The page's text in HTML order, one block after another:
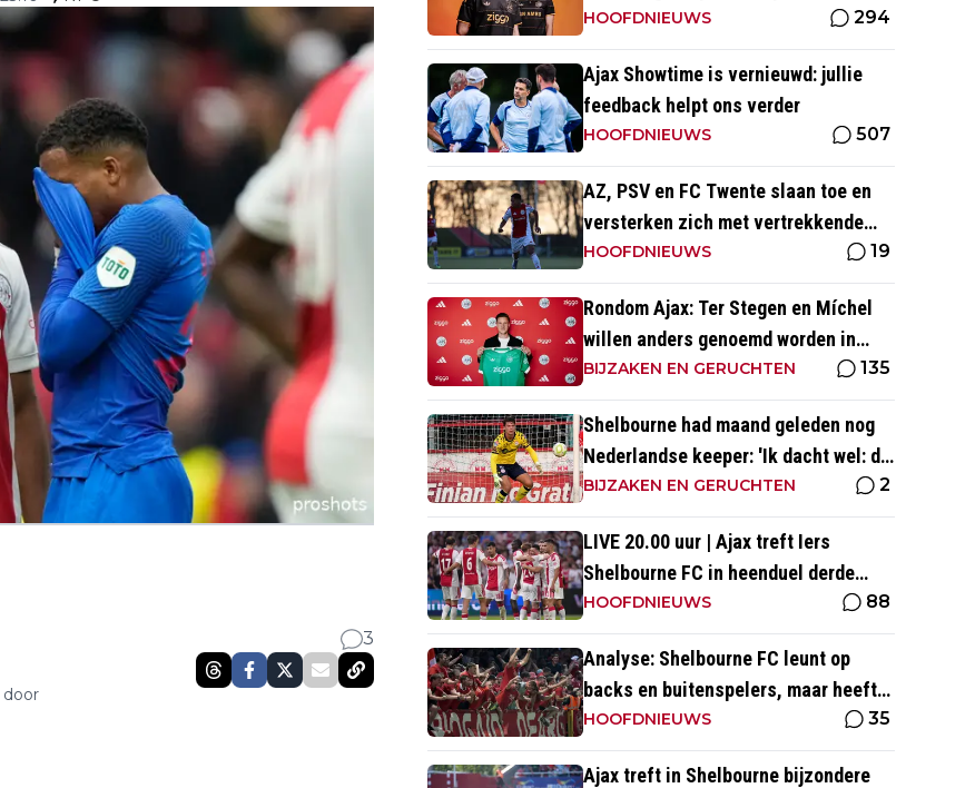
3
momenten uit clubhistorie
HOOFDNIEUWS 294
Ajax Showtime is vernieuwd: jullie
feedback helpt ons verder
HOOFDNIEUWS 507
AZ, PSV en FC Twente slaan toe en
versterken zich met vertrekkende
Ajax-talenten
HOOFDNIEUWS 19
Rondom Ajax: Ter Stegen en Míchel
willen anders genoemd worden in
media
BIJZAKEN EN GERUCHTEN 135
Shelbourne had maand geleden nog
Nederlandse keeper: 'Ik dacht wel: dit
is wel héél Iers'
BIJZAKEN EN GERUCHTEN 2
LIVE 20.00 uur | Ajax treft Iers
Shelbourne FC in heenduel derde
voorronde Conference League
HOOFDNIEUWS 88
Analyse: Shelbourne FC leunt op
backs en buitenspelers, maar heeft
restverdediging totaal niet op orde
HOOFDNIEUWS 35
Ajax treft in Shelbourne bijzondere